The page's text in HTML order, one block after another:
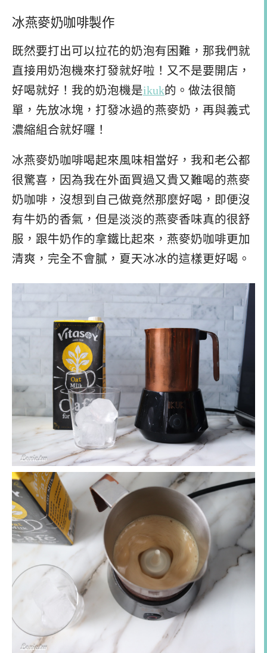
冰燕麥奶咖啡製作
既然要打出可以拉花的奶泡有困難，那我們就
直接用奶泡機來打發就好啦！又不是要開店，
好喝就好！我的奶泡機是ikuk的。做法很簡
單，先放冰塊，打發冰過的燕麥奶，再與義式
濃縮組合就好囉！
冰燕麥奶咖啡喝起來風味相當好，我和老公都
很驚喜，因為我在外面買過又貴又難喝的燕麥
奶咖啡，沒想到自己做竟然那麼好喝，即便沒
有牛奶的香氣，但是淡淡的燕麥香味真的很舒
服，跟牛奶作的拿鐵比起來，燕麥奶咖啡更加
清爽，完全不會膩，夏天冰冰的這樣更好喝。